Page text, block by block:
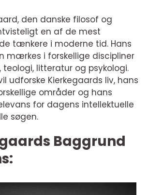
den danske filosof og
en af de mest
tænkere i moderne tid. Hans
mærkes i forskellige discipliner
teologi, litteratur og psykologi.
udforske Kierkegaards liv, hans
områder og hans
for dagens intellektuelle
søgen.
Baggrund